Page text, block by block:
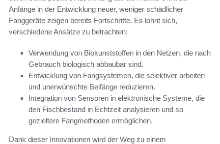
Anfänge in der Entwicklung neuer, weniger schädlicher
Fanggeräte zeigen bereits Fortschritte. Es lohnt sich,
verschiedene Ansätze zu betrachten:
Verwendung von Biokunststoffen in den Netzen, die nach
Gebrauch biologisch abbaubar sind.
Entwicklung von Fangsystemen, die selektiver arbeiten
und unerwünschte Beifänge reduzieren.
Integration von Sensoren in elektronische Systeme, die
den Fischbestand in Echtzeit analysieren und so
gezieltere Fangmethoden ermöglichen.
Dank dieser Innovationen wird der Weg zu einem